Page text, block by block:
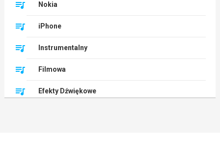
Nokia
iPhone
Instrumentalny
Filmowa
Efekty Dźwiękowe